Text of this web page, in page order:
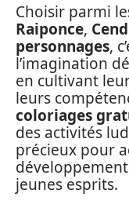
Choisir parmi
Raiponce,
personnages,
l’imagination
en cultivant
leurs
coloriages
des activités
précieux pour
jeunes esprits.